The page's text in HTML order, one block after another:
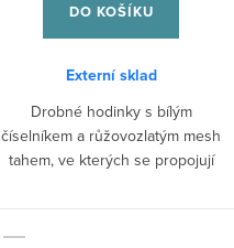
DO KOŠÍKU
Externí sklad
Drobné hodinky s bílým
číselníkem a růžovozlatým mesh
tahem, ve kterých se propojují